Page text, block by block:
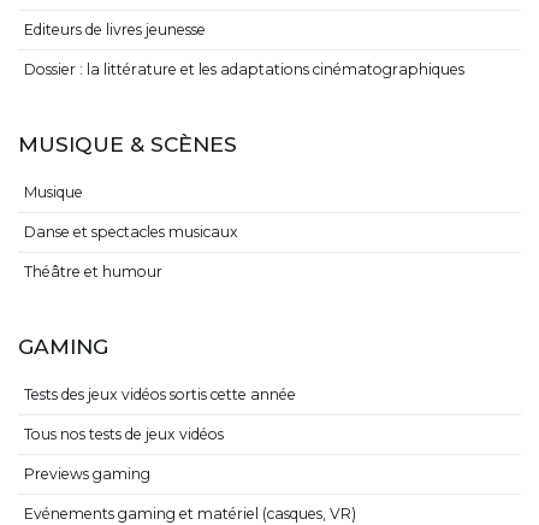
Editeurs de livres jeunesse
Dossier : la littérature et les adaptations cinématographiques
MUSIQUE & SCÈNES
Musique
Danse et spectacles musicaux
Théâtre et humour
GAMING
Tests des jeux vidéos sortis cette année
Tous nos tests de jeux vidéos
Previews gaming
Evénements gaming et matériel (casques, VR)